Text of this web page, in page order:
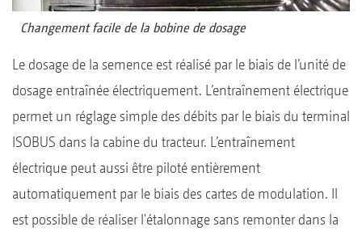
Changement facile de la bobine de dosage
Le dosage de la semence est réalisé par le biais de l’unité de
dosage entraînée électriquement. L’entraînement électrique
permet un réglage simple des débits par le biais du terminal
ISOBUS dans la cabine du tracteur. L’entraînement
électrique peut aussi être piloté entièrement
automatiquement par le biais des cartes de modulation. Il
est possible de réaliser l'étalonnage sans remonter dans la